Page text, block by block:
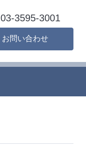
03-3595-3001
お問い合わせ